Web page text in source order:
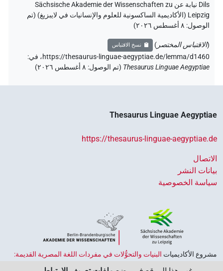
Dils نيابة عن Sächsische Akademie der Wissenschaften zu
Leipzig (الأكاديمية الساكسونية للعلوم والإنسانيات في لايبزيغ) (تم
الوصول: ٨ أغسطس ٢٠٢٦ )
(الاقتباس المختصر ) نسخ الاقتباس
https://thesaurus-linguae-aegyptiae.de/lemma/d1460، في:
Thesaurus Linguae Aegyptiae
(تم الوصول: ٨ أغسطس ٢٠٢٦ )
Thesaurus Linguae Aegyptiae
https://thesaurus-linguae-aegyptiae.de
الاتصال
بيانات النشر
سياسة الخصوصية
مشروع الأكاديميات ‏ البنيات والتحوُّلات في مفردات اللغة المصرية القديمة: